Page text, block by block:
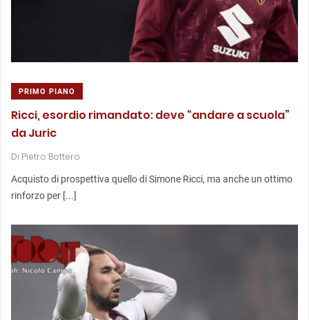
PRIMO PIANO
Ricci, esordio rimandato: deve “andare a scuola”
da Juric
Di Pietro Bottero
Acquisto di prospettiva quello di Simone Ricci, ma anche un ottimo
rinforzo per [...]